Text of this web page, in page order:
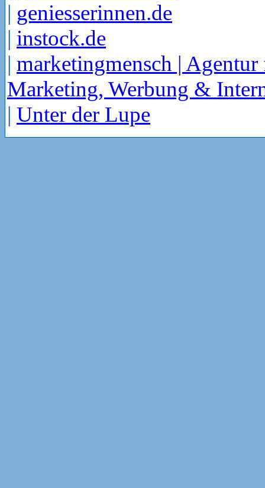
| geniesserinnen.de
| instock.de
| marketingmensch | Agentur
Marketing, Werbung &
| Unter der Lupe